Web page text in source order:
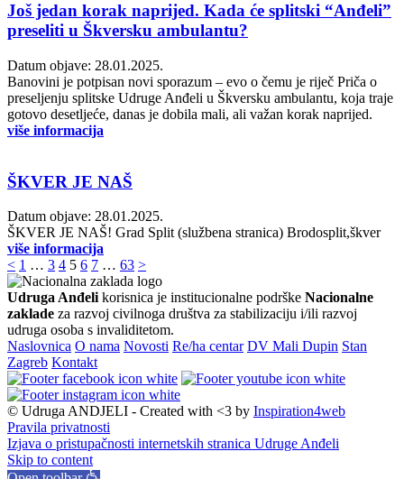
Još jedan korak naprijed. Kada će splitski “Anđeli”
preseliti u Škversku ambulantu?
Datum objave: 28.01.2025.
Banovini je potpisan novi sporazum – evo o čemu je riječ Priča o
preseljenju splitske Udruge Anđeli u Škversku ambulantu, koja traje
gotovo desetljeće, danas je dobila mali, ali važan korak naprijed.
više informacija
ŠKVER JE NAŠ
Datum objave: 28.01.2025.
ŠKVER JE NAŠ! Grad Split (službena stranica) Brodosplit,škver
više informacija
Posts
pagination
< 1 … 3 4 5 6 7 … 63 >
Udruga Anđeli korisnica je institucionalne podrške Nacionalne
zaklade za razvoj civilnoga društva za stabilizaciju i/ili razvoj
udruga osoba s invaliditetom.
Naslovnica O nama Novosti Re/ha centar DV Mali Dupin Stan
Zagreb Kontakt
© Udruga ANDJELI - Created with <3 by Inspiration4web
Pravila privatnosti
Izjava o pristupačnosti internetskih stranica Udruge Anđeli
Skip to content